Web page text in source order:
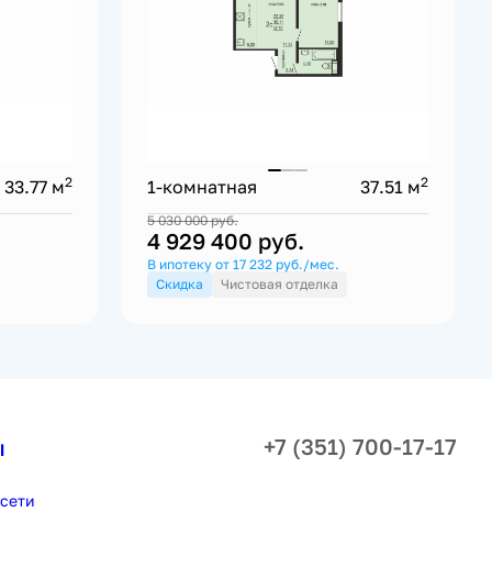
33.77 м2 1-комнатная 37.51 м2
5 030 000руб.
4 929 400 руб.
В ипотеку от 17 232 руб./мес.
Скидка
Чистовая отделка
+7 (351) 700-17-17